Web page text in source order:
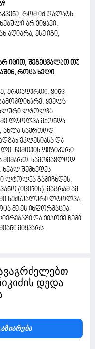
რომ იქ ღალატს
არ ვიყავი,
აღიარა, ესე იგი,
იცით, შეგეცვალათ თუ
როცა ხელი
ერთადერთი, ვინც
ყველა
ლტოლვა
მე ლტოლვა მქონდა
ახლა საერთოდ
ეკლესიასა და
ჩემთვის ფიზიკური
მიმართ. სამომავლოდ
ხვალ შემხვდეს
ლტოლვა გამიჩნდეს,
(იცინის), მაგრამ ამ
სექსუალური ლტოლვა,
მე ეს ინფორმაცია
და ვიპოვე ჩემი
მიყვარს.
დედა